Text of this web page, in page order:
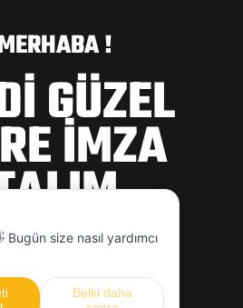
!
GÜZEL
İMZA